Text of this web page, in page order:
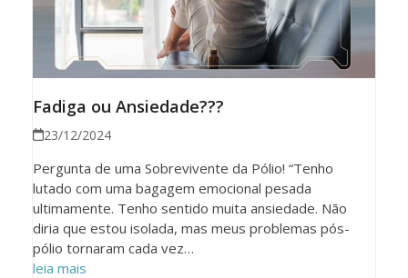
Fadiga ou Ansiedade???
23/12/2024
Pergunta de uma Sobrevivente da Pólio! “Tenho
lutado com uma bagagem emocional pesada
ultimamente. Tenho sentido muita ansiedade. Não
diria que estou isolada, mas meus problemas pós-
pólio tornaram cada vez…
leia mais